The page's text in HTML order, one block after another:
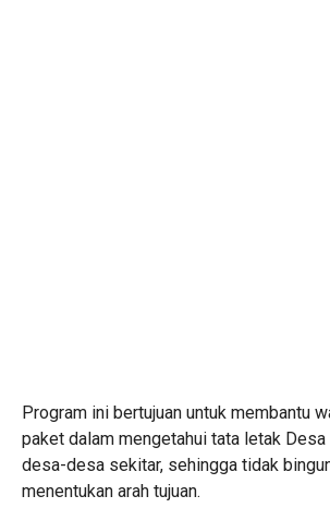
Program ini bertujuan untuk membantu
paket dalam mengetahui tata letak
desa-desa sekitar, sehingga tidak
menentukan arah tujuan.